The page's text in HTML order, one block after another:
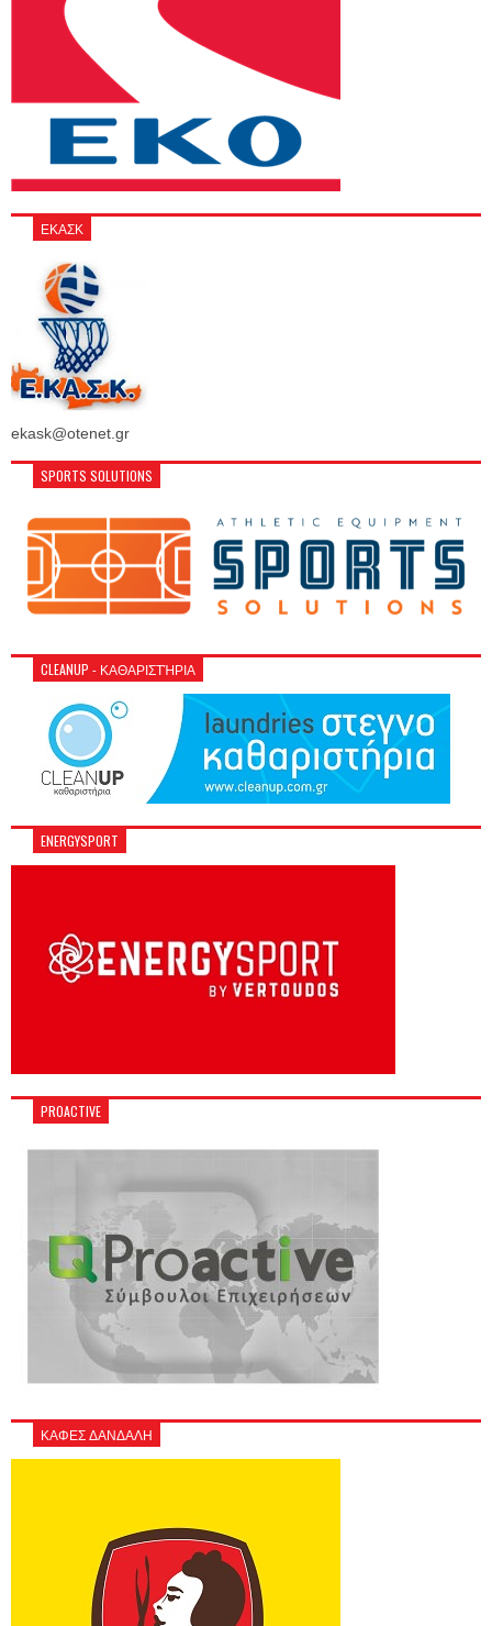
ΕΚΑΣΚ
ekask@otenet.gr
SPORTS SOLUTIONS
CLEANUP - ΚΑΘΑΡΙΣΤΉΡΙΑ
ENERGYSPORT
PROACTIVE
ΚΑΦΕΣ ΔΑΝΔΑΛΗ